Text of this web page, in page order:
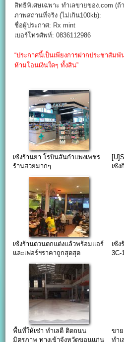
สิทธิพิเศษเฉพาะ ทำเลขายของ.com (ถ้
ภาพสถานที่จริง (ไม่เกิน100kb):
ชื่อผู้ประกาศ: Rx mint
เบอร์โทรศัพท์: 0836112986
“ประกาศนี้เป็นเพียงการฝากประชาสั
ห้ามโอนเงินใดๆ ทั้งสิน”
เซ้งร้านยา โรบินสันกำแพงเพชร
ร้านสวยมากๆ
เซ้
เซ้งร้านด่วนตกแต่งแล้วพร้อมแอร์
และเฟอร์ฯราคาถูกสุดสุด
เซ้
3C-
พื้นที่ให้เช่า ทำเลดี ติดถนน
มิตรภาพ ทางเข้าจังหวัดขอนแก่น
ขา
ทำ